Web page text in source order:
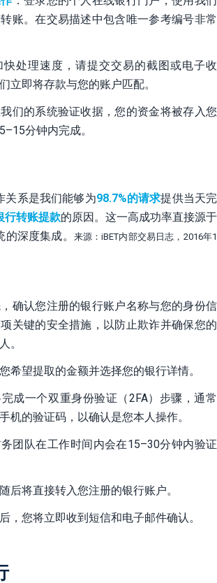
账。在交易描述中包含唯一参考编号非常
快处理速度，请提交交易的截图或电子收
立即将存款与您的账户匹配。
我们的系统验证收据，您的资金将被存入您
分钟内完成。
关系是我们能够为98.7%的请求提供当天完
行转账提款的原因。这一高成功率直接源于
深度集成。
来源：iBET内部交易日志，2016年1
，确认您注册的银行账户名称与您的身份信
关键的安全措施，以防止欺诈并确保您的
。
希望提取的金额并选择您的银行详情。
完成一个双重身份验证（2FA）步骤，通常
机的验证码，以确认是您本人操作。
务团队在工作时间内会在15–30分钟内验证
后将直接转入您注册的银行账户。
，您将立即收到短信和电子邮件确认。